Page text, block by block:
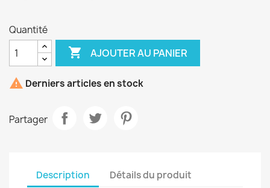
Quantité
 AJOUTER AU PANIER
 Derniers articles en stock
Partager
Description Détails du produit